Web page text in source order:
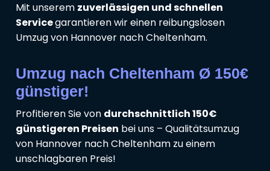
Mit unserem zuverlässigen und schnellen
Servicegarantieren wir einen reibungslosen
Umzug von Hannover nach Cheltenham.
Umzug nach Cheltenham Ø 150€
günstiger!
Profitieren Sie von durchschnittlich 150€
günstigeren Preisen bei uns – Qualitätsumzug
von Hannover nach Cheltenham zu einem
unschlagbaren Preis!